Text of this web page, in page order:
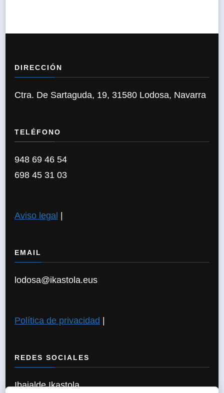
DIRECCIÓN
Ctra. De Sartaguda, 19, 31580 Lodosa, Navarra
TELÉFONO
948 69 46 54
698 45 31 03
Aviso legal |
EMAIL
lodosa@ikastola.eus
Política de privacidad |
REDES SOCIALES
Ibaialde Ikastola